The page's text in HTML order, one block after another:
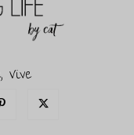
Vive